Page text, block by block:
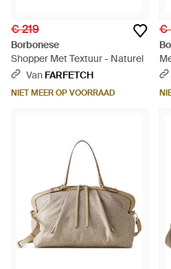
€ 219
Borbonese
Shopper Met Textuur - Naturel
Van FARFETCH
NIET MEER OP VOORRAAD
€